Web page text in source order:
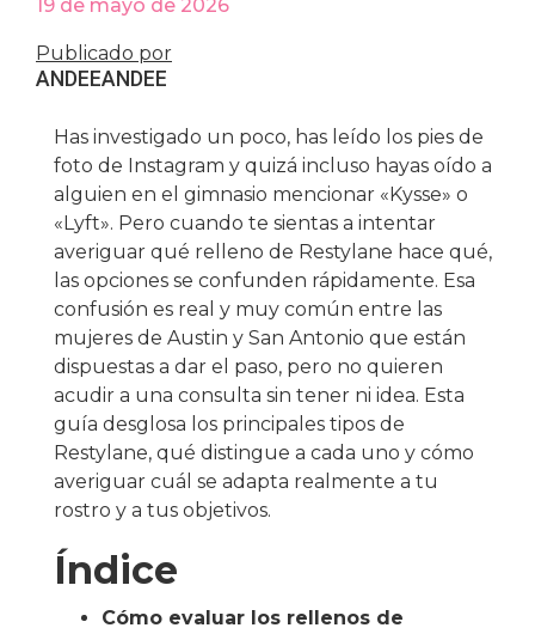
19 de mayo de 2026
Publicado por
ANDEEANDEE
Has investigado un poco, has leído los pies de
foto de Instagram y quizá incluso hayas oído a
alguien en el gimnasio mencionar «Kysse» o
«Lyft». Pero cuando te sientas a intentar
averiguar qué relleno de Restylane hace qué,
las opciones se confunden rápidamente. Esa
confusión es real y muy común entre las
mujeres de Austin y San Antonio que están
dispuestas a dar el paso, pero no quieren
acudir a una consulta sin tener ni idea. Esta
guía desglosa los principales tipos de
Restylane, qué distingue a cada uno y cómo
averiguar cuál se adapta realmente a tu
rostro y a tus objetivos.
Índice
Cómo evaluar los rellenos de